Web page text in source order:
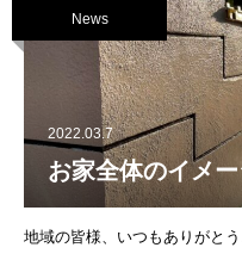
News
2022.03.7
お家全体のイメ
地域の皆様、いつもありがと